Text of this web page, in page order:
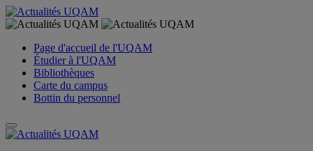
Page d'accueil de l'UQAM
Étudier à l'UQAM
Bibliothèques
Carte du campus
Bottin du personnel